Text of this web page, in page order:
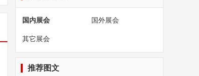
国内展会 国外展会
其它展会
推荐图文